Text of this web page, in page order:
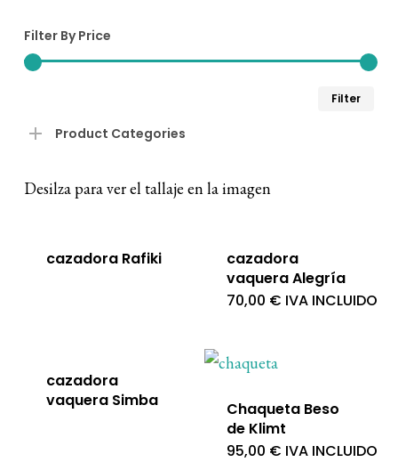
Filter By Price
Filter
Product Categories
Desilza para ver el tallaje en la imagen
cazadora Rafiki
cazadora
vaquera Alegría
70,00 € IVA INCLUIDO
cazadora
vaquera Simba
Chaqueta Beso
de Klimt
95,00 € IVA INCLUIDO